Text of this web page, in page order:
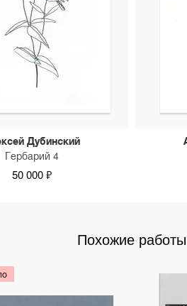
Дубинский
Гербарий 4
50 000 ₽
Похожие работы